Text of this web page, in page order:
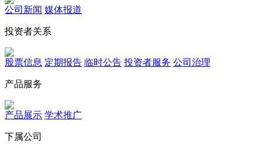
公司新闻 媒体报道
投资者关系
股票信息 定期报告 临时公告 投资者服务 公司治理
产品服务
产品展示 学术推广
下属公司